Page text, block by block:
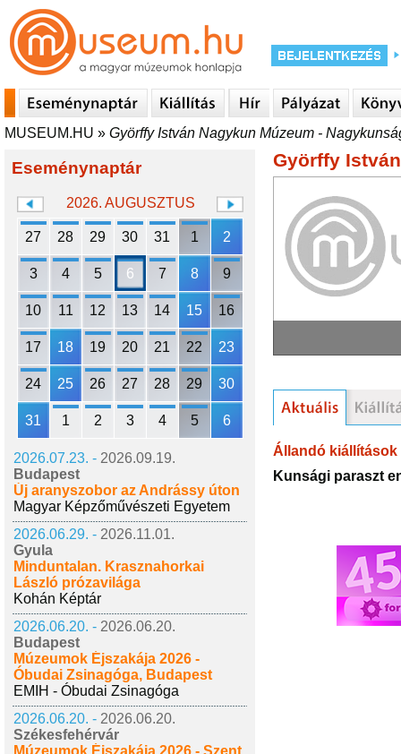
MUSEUM.HU » Györffy István Nagykun Múzeum -
Eseménynaptár
2026. AUGUSZTUS
27 28 29 30 31 1 2
3 4 5 6 7 8 9
10 11 12 13 14 15 16
17 18 19 20 21 22 23
24 25 26 27 28 29 30
31 1 2 3 4 5 6
2026.07.23. - 2026.09.19.
Budapest
Új aranyszobor az Andrássy úton
Magyar Képzőművészeti Egyetem
2026.06.29. - 2026.11.01.
Gyula
Minduntalan. Krasznahorkai
László prózavilága
Kohán Képtár
2026.06.20. - 2026.06.20.
Budapest
Múzeumok Éjszakája 2026 -
Óbudai Zsinagóga, Budapest
EMIH - Óbudai Zsinagóga
2026.06.20. - 2026.06.20.
Székesfehérvár
Múzeumok Éjszakája 2026 - Szent
Györffy
Állandó kiállítások
Kunsági paraszt